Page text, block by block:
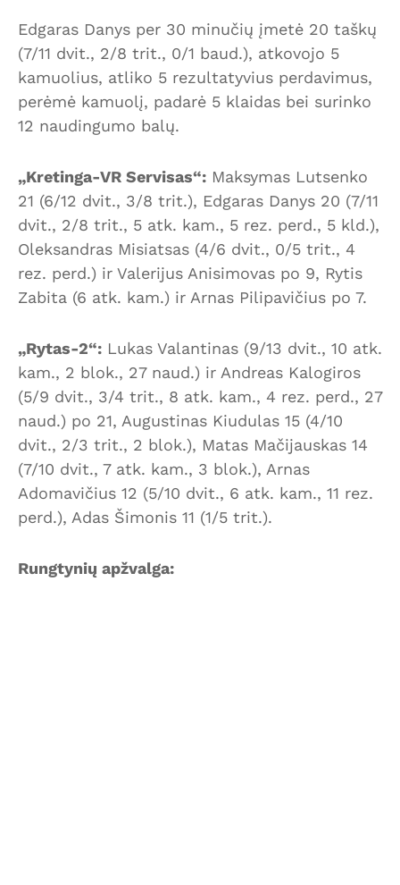
Edgaras Danys per 30 minučių įmetė 20 taškų
(7/11 dvit., 2/8 trit., 0/1 baud.), atkovojo 5
kamuolius, atliko 5 rezultatyvius perdavimus,
perėmė kamuolį, padarė 5 klaidas bei surinko
12 naudingumo balų.
„Kretinga-VR Servisas“: Maksymas Lutsenko
21 (6/12 dvit., 3/8 trit.), Edgaras Danys 20 (7/11
dvit., 2/8 trit., 5 atk. kam., 5 rez. perd., 5 kld.),
Oleksandras Misiatsas (4/6 dvit., 0/5 trit., 4
rez. perd.) ir Valerijus Anisimovas po 9, Rytis
Zabita (6 atk. kam.) ir Arnas Pilipavičius po 7.
„Rytas-2“: Lukas Valantinas (9/13 dvit., 10 atk.
kam., 2 blok., 27 naud.) ir Andreas Kalogiros
(5/9 dvit., 3/4 trit., 8 atk. kam., 4 rez. perd., 27
naud.) po 21, Augustinas Kiudulas 15 (4/10
dvit., 2/3 trit., 2 blok.), Matas Mačijauskas 14
(7/10 dvit., 7 atk. kam., 3 blok.), Arnas
Adomavičius 12 (5/10 dvit., 6 atk. kam., 11 rez.
perd.), Adas Šimonis 11 (1/5 trit.).
Rungtynių apžvalga: